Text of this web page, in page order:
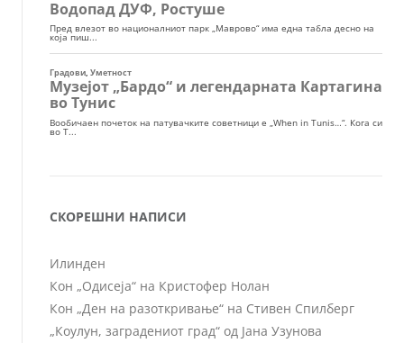
СКОРЕШНИ НАПИСИ
Илинден
Кон „Одисеја“ на Кристофер Нолан
Кон „Ден на разоткривање“ на Стивен Спилберг
„Коулун, заградениот град“ од Јана Узунова